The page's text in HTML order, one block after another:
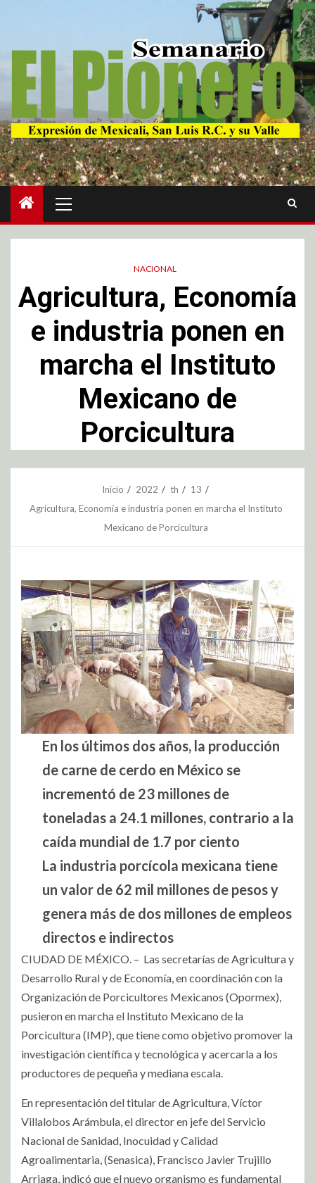
NACIONAL
Agricultura, Economía
e industria ponen en
marcha el Instituto
Mexicano de
Porcicultura
Inicio 2022 th
13
Agricultura, Economía e industria ponen en marcha el Instituto
Mexicano de Porcicultura
En los últimos dos años, la producción
de carne de cerdo en México se
incrementó de 23 millones de
toneladas a 24.1 millones, contrario a la
caída mundial de 1.7 por ciento
La industria porcícola mexicana tiene
un valor de 62 mil millones de pesos y
genera más de dos millones de empleos
directos e indirectos
CIUDAD DE MÉXICO. – Las secretarías de Agricultura y
Desarrollo Rural y de Economía, en coordinación con la
Organización de Porcicultores Mexicanos (Opormex),
pusieron en marcha el Instituto Mexicano de la
Porcicultura (IMP), que tiene como objetivo promover la
investigación científica y tecnológica y acercarla a los
productores de pequeña y mediana escala.
En representación del titular de Agricultura, Víctor
Villalobos Arámbula, el director en jefe del Servicio
Nacional de Sanidad, Inocuidad y Calidad
Agroalimentaria, (Senasica), Francisco Javier Trujillo
Arriaga, indicó que el nuevo organismo es fundamental